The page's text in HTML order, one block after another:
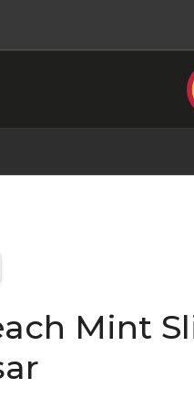
1-2 dagar. Gå till
Mint